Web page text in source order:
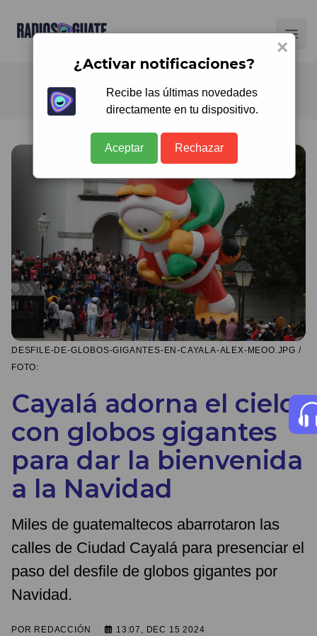
Radios Guate
DESFILE-DE-GLOBOS-GIGANTES-EN-CAYALA-ALEX-MEOO.JPG /
FOTO:
Cayalá adorna el cielo
con globos gigantes
para dar la bienvenida
a la Navidad
Miles de guatemaltecos abarrotaron las
calles de Ciudad Cayalá para presenciar el
paso del desfile de globos gigantes por
Navidad.
POR REDACCIÓN 13:07, DEC 15 2024
×
¿Activar notificaciones?
Recibe las últimas novedades
directamente en tu dispositivo.
Aceptar Rechazar